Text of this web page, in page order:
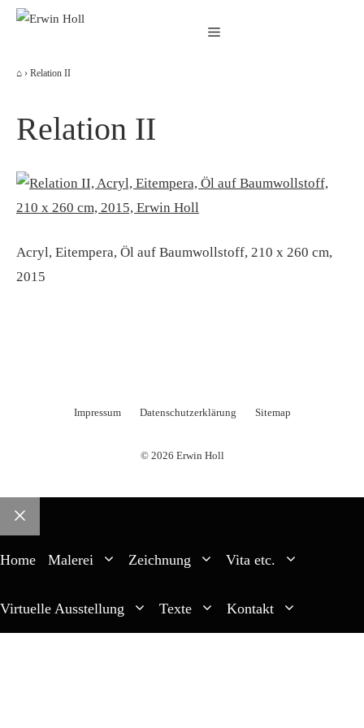
Zum
Menü
⌂ › Relation II
Relation II
Acryl, Eitempera, Öl auf Baumwollstoff, 210 x 260 cm,
2015
Impressum Datenschutzerklärung Sitemap
© 2026 Erwin Holl
Schließen
Home Malerei Zeichnung Vita etc.
Virtuelle Ausstellung Texte Kontakt